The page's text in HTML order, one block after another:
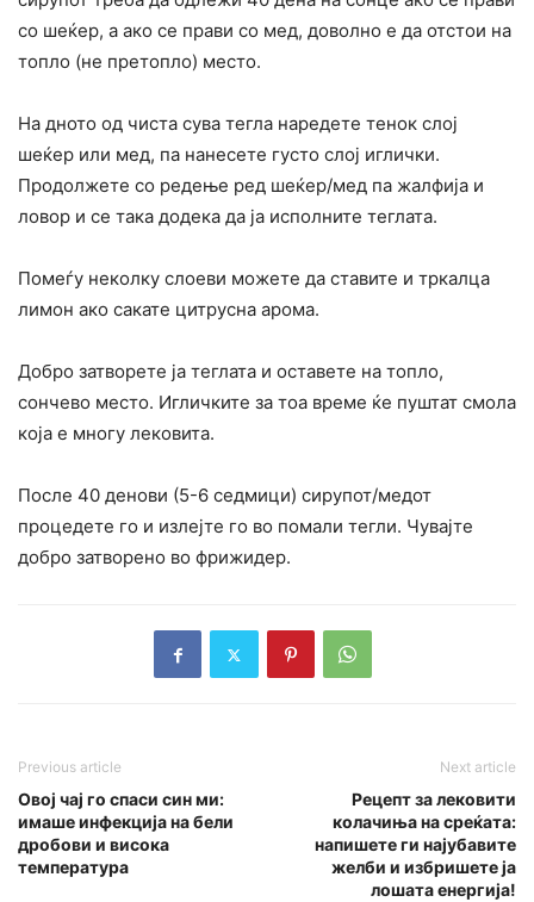
со шеќер, а ако се прави со мед, доволно е да отстои на
топло (не претопло) место.
На дното од чиста сува тегла наредете тенок слој
шеќер или мед, па нанесете густо слој иглички.
Продолжете со редење ред шеќер/мед па жалфија и
ловор и се така додека да ја исполните теглата.
Помеѓу неколку слоеви можете да ставите и тркалца
лимон ако сакате цитрусна арома.
Добро затворете ја теглата и оставете на топло,
сончево место. Игличките за тоа време ќе пуштат смола
која е многу лековита.
После 40 денови (5-6 седмици) сирупот/медот
процедете го и излејте го во помали тегли. Чувајте
добро затворено во фрижидер.
Previous article
Овој чај го спаси син ми:
имаше инфекција на бели
дробови и висока
температура
Next article
Рецепт за лековити
колачиња на среќата:
напишете ги најубавите
желби и избришете ја
лошата енергија!